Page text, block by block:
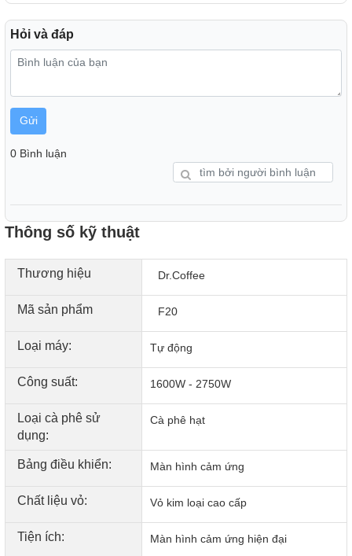
Màn hình cảm ứng lớn – Thao tác nhanh, trải nghiệm
mượt mà
Màn hình màu 10.1 inch mang đến giao diện thân thiện, dễ
sử dụng. Người dùng dễ dàng lựa chọn, cá nhân hóa hoặc
lưu công thức đồ uống yêu thích chỉ với vài thao tác chạm.
không cần tiếp xúc
F20 hỗ trợ điều khiển và giám sát từ xa nhờ tích hợp IoT,
giúp tăng hiệu suất vận hành. Bên cạnh đó, tính năng thanh
toán không chạm mở ra giải pháp tự phục vụ linh hoạt cho
Hỏi và đáp
Gửi
0 Bình luận
Thông số kỹ thuật
Thương hiệu Dr.Coffee
Mã sản phẩm F20
Loại máy: Tự động
Công suất: 1600W - 2750W
Loại cà phê sử
dụng:
Cà phê hạt
Bảng điều khiển: Màn hình cảm ứng
Chất liệu vỏ: Vỏ kim loại cao cấp
Tiện ích:
Màn hình cảm ứng hiện đại